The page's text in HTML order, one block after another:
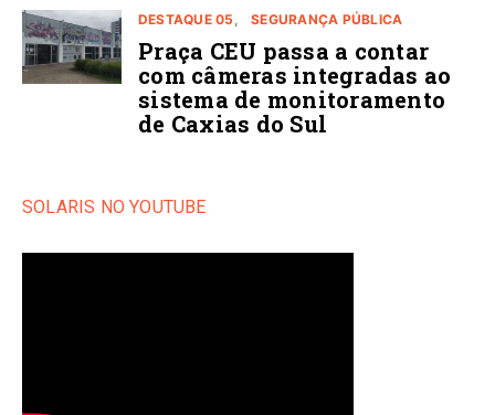
DESTAQUE 05 SEGURANÇA PÚBLICA
Praça CEU passa a contar
com câmeras integradas ao
sistema de monitoramento
de Caxias do Sul
SOLARIS NO YOUTUBE